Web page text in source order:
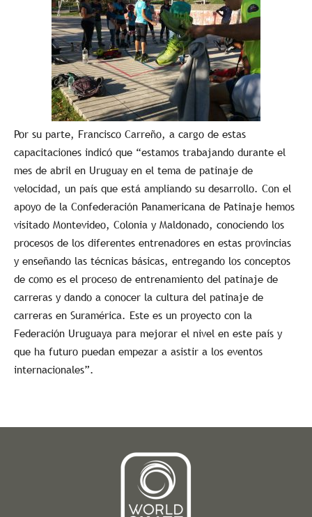
Por su parte, Francisco Carreño, a cargo de estas
capacitaciones indicó que “estamos trabajando durante el
mes de abril en Uruguay en el tema de patinaje de
velocidad, un país que está ampliando su desarrollo. Con el
apoyo de la Confederación Panamericana de Patinaje hemos
visitado Montevideo, Colonia y Maldonado, conociendo los
procesos de los diferentes entrenadores en estas provincias
y enseñando las técnicas básicas, entregando los conceptos
de como es el proceso de entrenamiento del patinaje de
carreras y dando a conocer la cultura del patinaje de
carreras en Suramérica. Este es un proyecto con la
Federación Uruguaya para mejorar el nivel en este país y
que ha futuro puedan empezar a asistir a los eventos
internacionales”.